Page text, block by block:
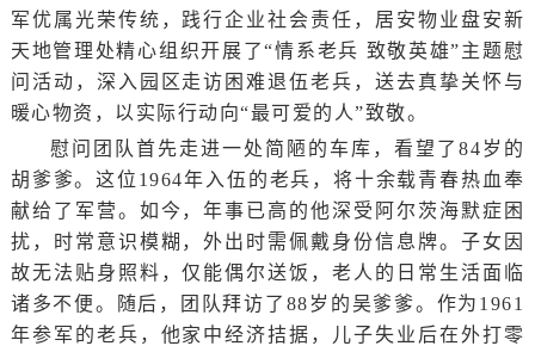
军优属光荣传统，践行企业社会责任，居安物业盘安新
天地管理处精心组织开展了“情系老兵 致敬英雄”主题慰
问活动，深入园区走访困难退伍老兵，送去真挚关怀与
暖心物资，以实际行动向“最可爱的人”致敬。
慰问团队首先走进一处简陋的车库，看望了84岁的
胡爹爹。这位1964年入伍的老兵，将十余载青春热血奉
献给了军营。如今，年事已高的他深受阿尔茨海默症困
扰，时常意识模糊，外出时需佩戴身份信息牌。子女因
故无法贴身照料，仅能偶尔送饭，老人的日常生活面临
诸多不便。随后，团队拜访了88岁的吴爹爹。作为1961
年参军的老兵，他家中经济拮据，儿子失业后在外打零